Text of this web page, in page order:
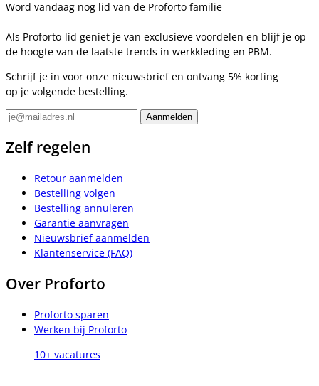
Word vandaag nog lid van de Proforto familie
Als Proforto-lid geniet je van exclusieve voordelen en blijf je op
de hoogte van de laatste trends in werkkleding en PBM.
Schrijf je in voor onze nieuwsbrief en ontvang 5% korting
op je volgende bestelling.
Zelf regelen
Retour aanmelden
Bestelling volgen
Bestelling annuleren
Garantie aanvragen
Nieuwsbrief aanmelden
Klantenservice (FAQ)
Over Proforto
Proforto sparen
Werken bij Proforto
10+ vacatures